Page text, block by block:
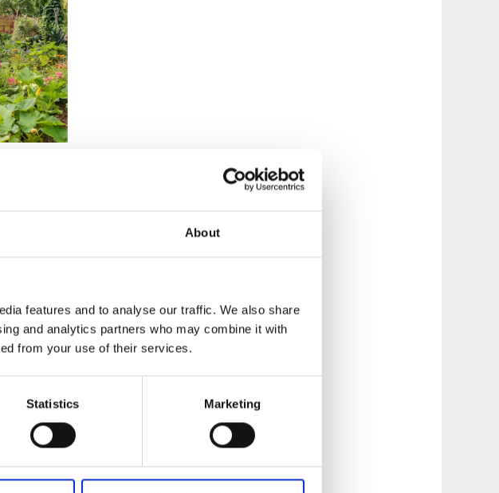
About
features and to analyse our traffic. We also share
and analytics partners who may combine it with
from your use of their services.
Statistics Marketing
side
og
i 2024,
blomster
bi-quiz,
i
dem der
et af de